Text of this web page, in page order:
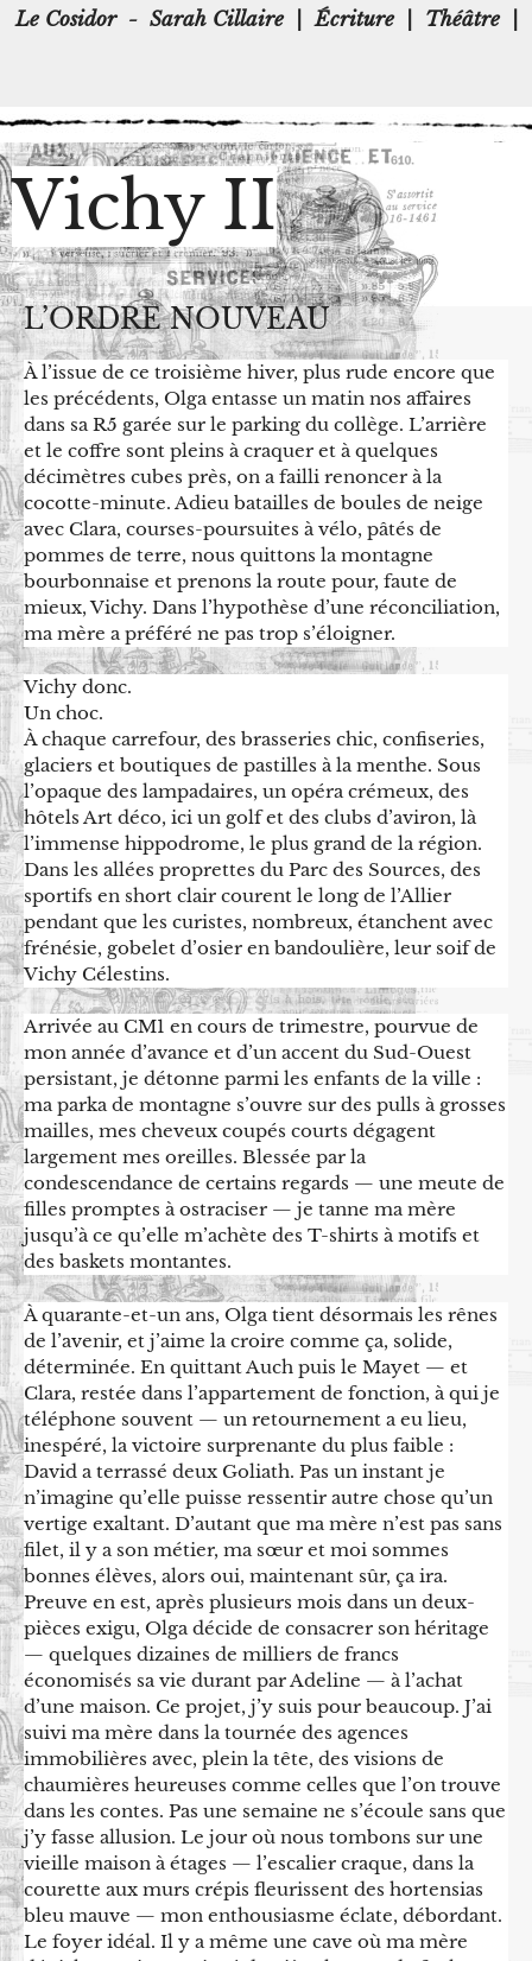
Le Cosidor - Sarah Cillaire Écriture Théâtre
Vichy II
L’ORDRE NOUVEAU
À l’issue de ce troisième hiver, plus rude encore que
les précédents, Olga entasse un matin nos affaires
dans sa R5 garée sur le parking du collège. L’arrière
et le coffre sont pleins à craquer et à quelques
décimètres cubes près, on a failli renoncer à la
cocotte-minute. Adieu batailles de boules de neige
avec Clara, courses-poursuites à vélo, pâtés de
pommes de terre, nous quittons la montagne
bourbonnaise et prenons la route pour, faute de
mieux, Vichy. Dans l’hypothèse d’une réconciliation,
ma mère a préféré ne pas trop s’éloigner.
Vichy donc.
Un choc.
À chaque carrefour, des brasseries chic, confiseries,
glaciers et boutiques de pastilles à la menthe. Sous
l’opaque des lampadaires, un opéra crémeux, des
hôtels Art déco, ici un golf et des clubs d’aviron, là
l’immense hippodrome, le plus grand de la région.
Dans les allées proprettes du Parc des Sources, des
sportifs en short clair courent le long de l’Allier
pendant que les curistes, nombreux, étanchent avec
frénésie, gobelet d’osier en bandoulière, leur soif de
Vichy Célestins.
Arrivée au CM1 en cours de trimestre, pourvue de
mon année d’avance et d’un accent du Sud-Ouest
persistant, je détonne parmi les enfants de la ville :
ma parka de montagne s’ouvre sur des pulls à grosses
mailles, mes cheveux coupés courts dégagent
largement mes oreilles. Blessée par la
condescendance de certains regards — une meute de
filles promptes à ostraciser — je tanne ma mère
jusqu’à ce qu’elle m’achète des T-shirts à motifs et
des baskets montantes.
À quarante-et-un ans, Olga tient désormais les rênes
de l’avenir, et j’aime la croire comme ça, solide,
déterminée. En quittant Auch puis le Mayet — et
Clara, restée dans l’appartement de fonction, à qui je
téléphone souvent — un retournement a eu lieu,
inespéré, la victoire surprenante du plus faible :
David a terrassé deux Goliath. Pas un instant je
n’imagine qu’elle puisse ressentir autre chose qu’un
vertige exaltant. D’autant que ma mère n’est pas sans
filet, il y a son métier, ma sœur et moi sommes
bonnes élèves, alors oui, maintenant sûr, ça ira.
Preuve en est, après plusieurs mois dans un deux-
pièces exigu, Olga décide de consacrer son héritage
— quelques dizaines de milliers de francs
économisés sa vie durant par Adeline — à l’achat
d’une maison. Ce projet, j’y suis pour beaucoup. J’ai
suivi ma mère dans la tournée des agences
immobilières avec, plein la tête, des visions de
chaumières heureuses comme celles que l’on trouve
dans les contes. Pas une semaine ne s’écoule sans que
j’y fasse allusion. Le jour où nous tombons sur une
vieille maison à étages — l’escalier craque, dans la
courette aux murs crépis fleurissent des hortensias
bleu mauve — mon enthousiasme éclate, débordant.
Le foyer idéal. Il y a même une cave où ma mère